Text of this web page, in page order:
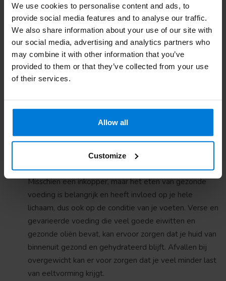
We use cookies to personalise content and ads, to
provide social media features and to analyse our traffic.
We also share information about your use of our site with
our social media, advertising and analytics partners who
may combine it with other information that you’ve
provided to them or that they’ve collected from your use
of their services.
Allow all
Customize
niet altijd op precies dezelfde plaats komt.
Tip 2 > Hydrateer je voeten
Het hydrateren van je voeten is een van de
belangrijkste wapens in het voorkomen van
eeltvorming. Eenhydraterende voetcreme(vaak op
basis van ureum) wordt snel door de huid opgenomen
en houdt de droge huid soepel. Het is aan te raden om
totdat de crème volledig geabsorbeerd is. Zeker bij
het dragen van open schoenen, waarbij de voeten nog
eerder uitdrogen, is een keer extra smeren geen
Tip 3 > Eet gezond en zorg voor een gezond
gewicht
Misschien een inkopper, maar het eten van gezonde
voeding is belangrijk en heeft invloed op je hele
lichaam, dus ook op de conditie van je voeten. Verse en
gevarieerde voeding die veel goede eiwitten en
gezonde oliën bevat, kan ervoor zorgen dat je huid van
binnenuit gezond en gehydrateerd blijft. Afvallen bij
overgewicht kan er voor zorgen dat je veel minder last
van eeltvorming krijgt.